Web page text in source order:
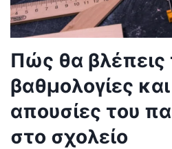
Πώς θα βλέπεις
βαθμολογίες και
απουσίες του
στο σχολείο